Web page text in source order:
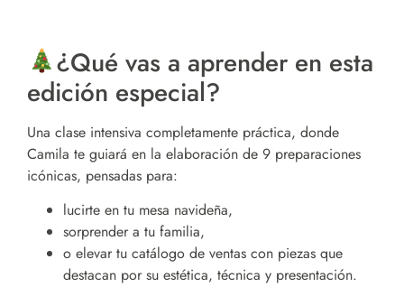
¿Qué vas a aprender en esta
edición especial?
Una clase intensiva completamente práctica, donde
Camila te guiará en la elaboración de 9 preparaciones
icónicas, pensadas para:
lucirte en tu mesa navideña,
sorprender a tu familia,
o elevar tu catálogo de ventas con piezas que
destacan por su estética, técnica y presentación.